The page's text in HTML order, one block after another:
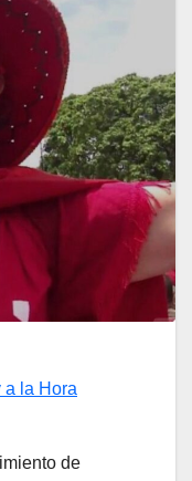
a la Hora
de